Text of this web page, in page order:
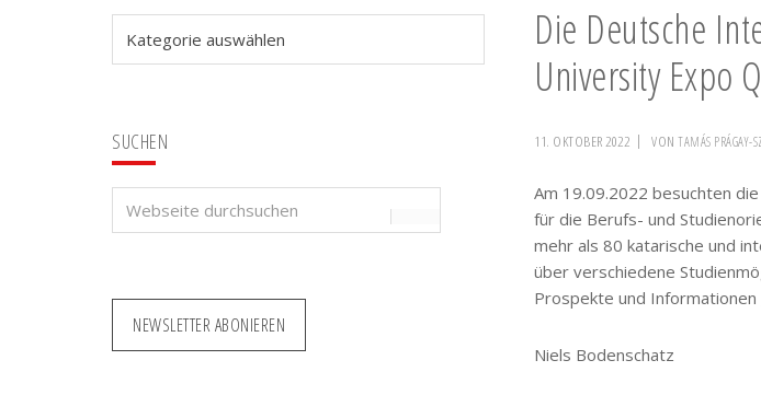
Die Deutsche
University Expo
11. OKTOBER 2022 VON TAMÁS PRÁGAY-
Am 19.09.2022 besuchten
für die Berufs- und
mehr als 80 katarische und
über verschiedene
Prospekte und Informationen
Niels Bodenschatz
SUCHEN
Webseite
NEWSLETTER ABONIEREN